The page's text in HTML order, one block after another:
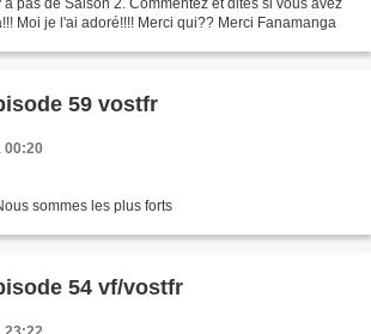
pas de Saison 2. Commentez et dites si vous avez
Moi je l'ai adoré!!!! Merci qui?? Merci Fanamanga
59 vostfr
00:20
sommes les plus forts
54 vf/vostfr